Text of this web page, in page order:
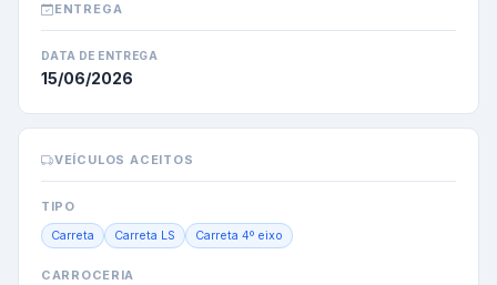
ENTREGA
DATA DE ENTREGA
15/06/2026
VEÍCULOS ACEITOS
TIPO
Carreta Carreta LS Carreta 4º eixo
CARROCERIA